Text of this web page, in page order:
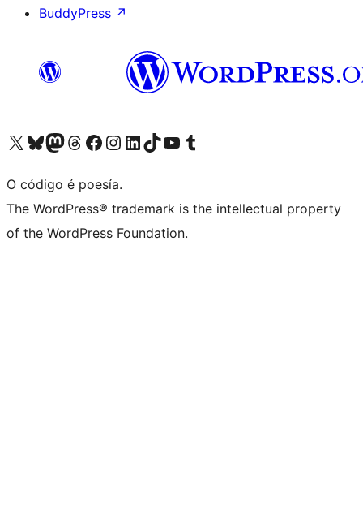
BuddyPress ↗
Visita la cuenta de X (anteriormente Twitter)
Visita a nosa conta de Bluesky
Visita a nosa conta de Mastodon
Visita a nosa conta de Threads
Visita a nosa páxina de Facebook
Visita a nosa conta de Instagram
Visita a nosa conta de LinkedIn
Visita a nosa conta de TikTok
Visita a nosa canle de YouTube
Visita a nosa conta de Tumblr
O código é poesía.
The WordPress® trademark is the intellectual property
of the WordPress Foundation.